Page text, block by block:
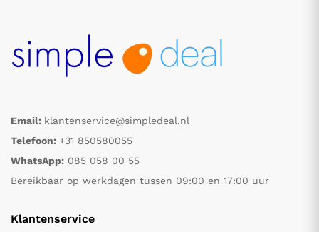
Email: klantenservice@simpledeal.nl
Telefoon: +31 850580055
WhatsApp: 085 058 00 55
Bereikbaar op werkdagen tussen 09:00 en 17:00 uur
Klantenservice